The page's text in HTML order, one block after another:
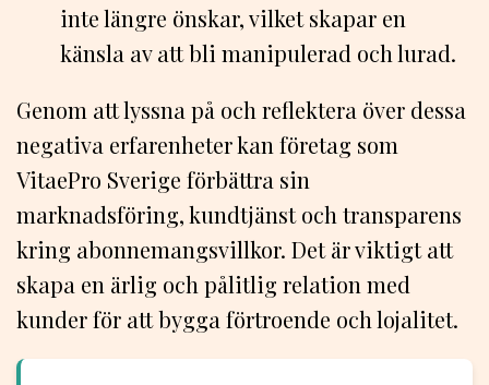
inte längre önskar, vilket skapar en
känsla av att bli manipulerad och lurad.
Genom att lyssna på och reflektera över dessa
negativa erfarenheter kan företag som
VitaePro Sverige förbättra sin
marknadsföring, kundtjänst och transparens
kring abonnemangsvillkor. Det är viktigt att
skapa en ärlig och pålitlig relation med
kunder för att bygga förtroende och lojalitet.